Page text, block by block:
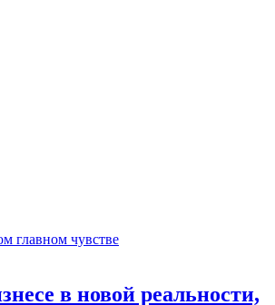
в новой реальности,